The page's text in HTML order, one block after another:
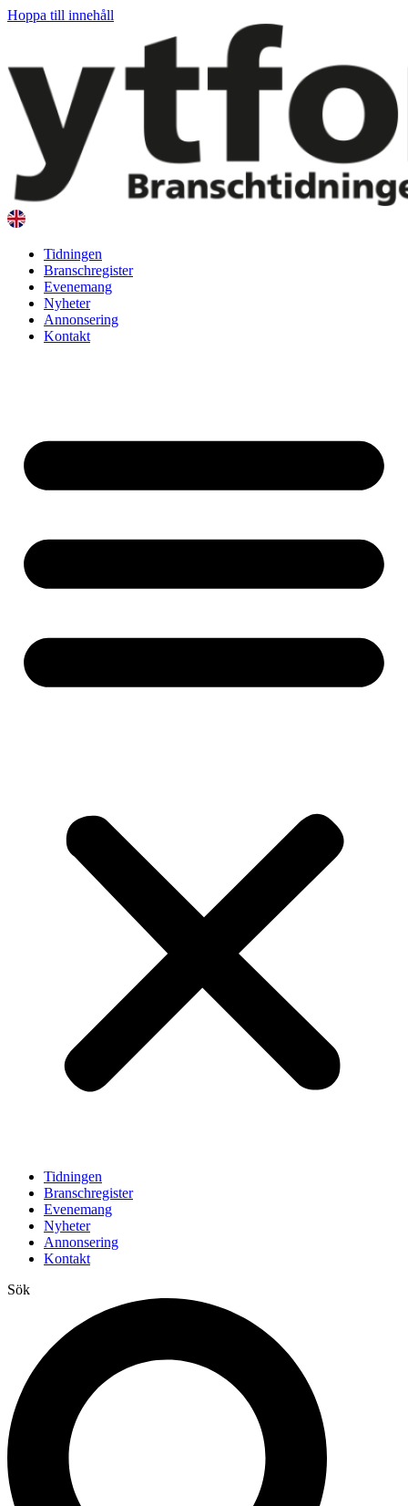
Hoppa till innehåll
Tidningen
Branschregister
Evenemang
Nyheter
Annonsering
Kontakt
Tidningen
Branschregister
Evenemang
Nyheter
Annonsering
Kontakt
Sök